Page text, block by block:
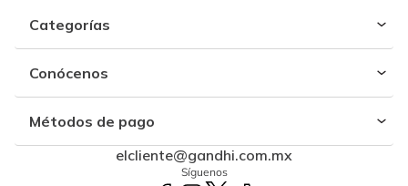
Categorías
Conócenos
Métodos de pago
elcliente@gandhi.com.mx
Síguenos